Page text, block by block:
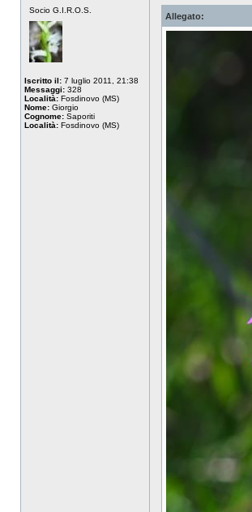
Socio G.I.R.O.S.
Iscritto il: 7 luglio 2011, 21:38
Messaggi: 328
Località: Fosdinovo (MS)
Nome: Giorgio
Cognome: Saporiti
Località: Fosdinovo (MS)
Allegato: